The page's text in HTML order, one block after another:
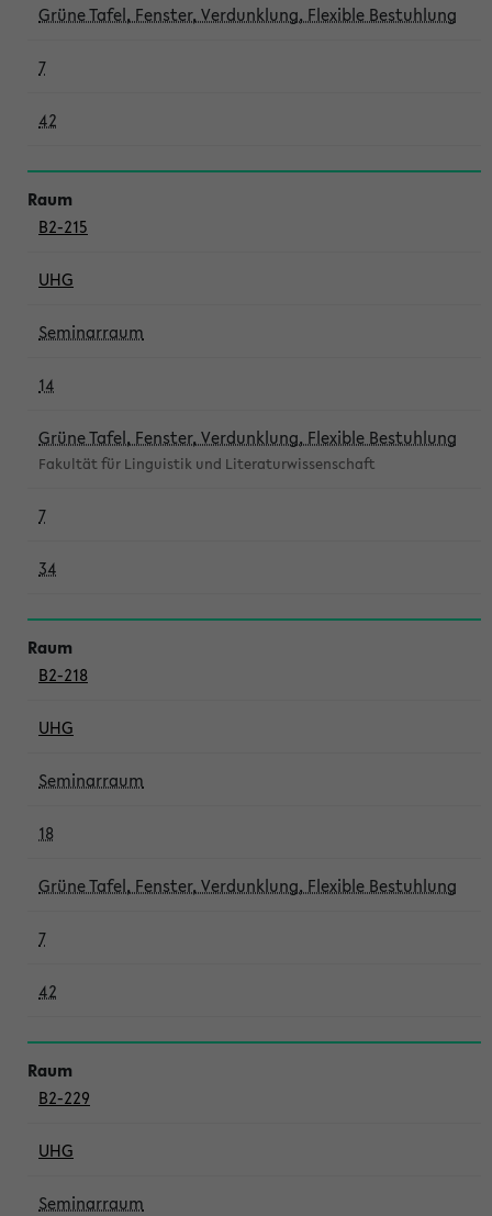
Grüne Tafel, Fenster, Verdunklung, Flexible Bestuhlung
7
42
B2-215
UHG
Seminarraum
14
Grüne Tafel, Fenster, Verdunklung, Flexible Bestuhlung
Fakultät für Linguistik und Literaturwissenschaft
7
34
B2-218
UHG
Seminarraum
18
Grüne Tafel, Fenster, Verdunklung, Flexible Bestuhlung
7
42
B2-229
UHG
Seminarraum